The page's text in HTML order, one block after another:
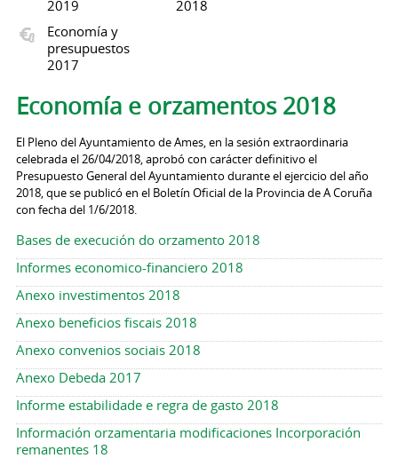
2019
2018
Economía y
presupuestos
2017
Economía e orzamentos 2018
El Pleno del Ayuntamiento de Ames, en la sesión extraordinaria
celebrada el 26/04/2018, aprobó con carácter definitivo el
Presupuesto General del Ayuntamiento durante el ejercicio del año
2018, que se publicó en el Boletín Oficial de la Provincia de A Coruña
con fecha del 1/6/2018.
Bases de execución do orzamento 2018
Informes economico-financiero 2018
Anexo investimentos 2018
Anexo beneficios fiscais 2018
Anexo convenios sociais 2018
Anexo Debeda 2017
Informe estabilidade e regra de gasto 2018
Información orzamentaria modificaciones Incorporación
remanentes 18